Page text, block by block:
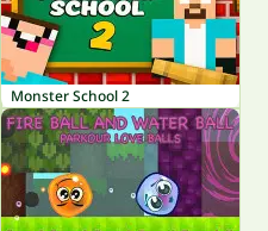
Monster School 2